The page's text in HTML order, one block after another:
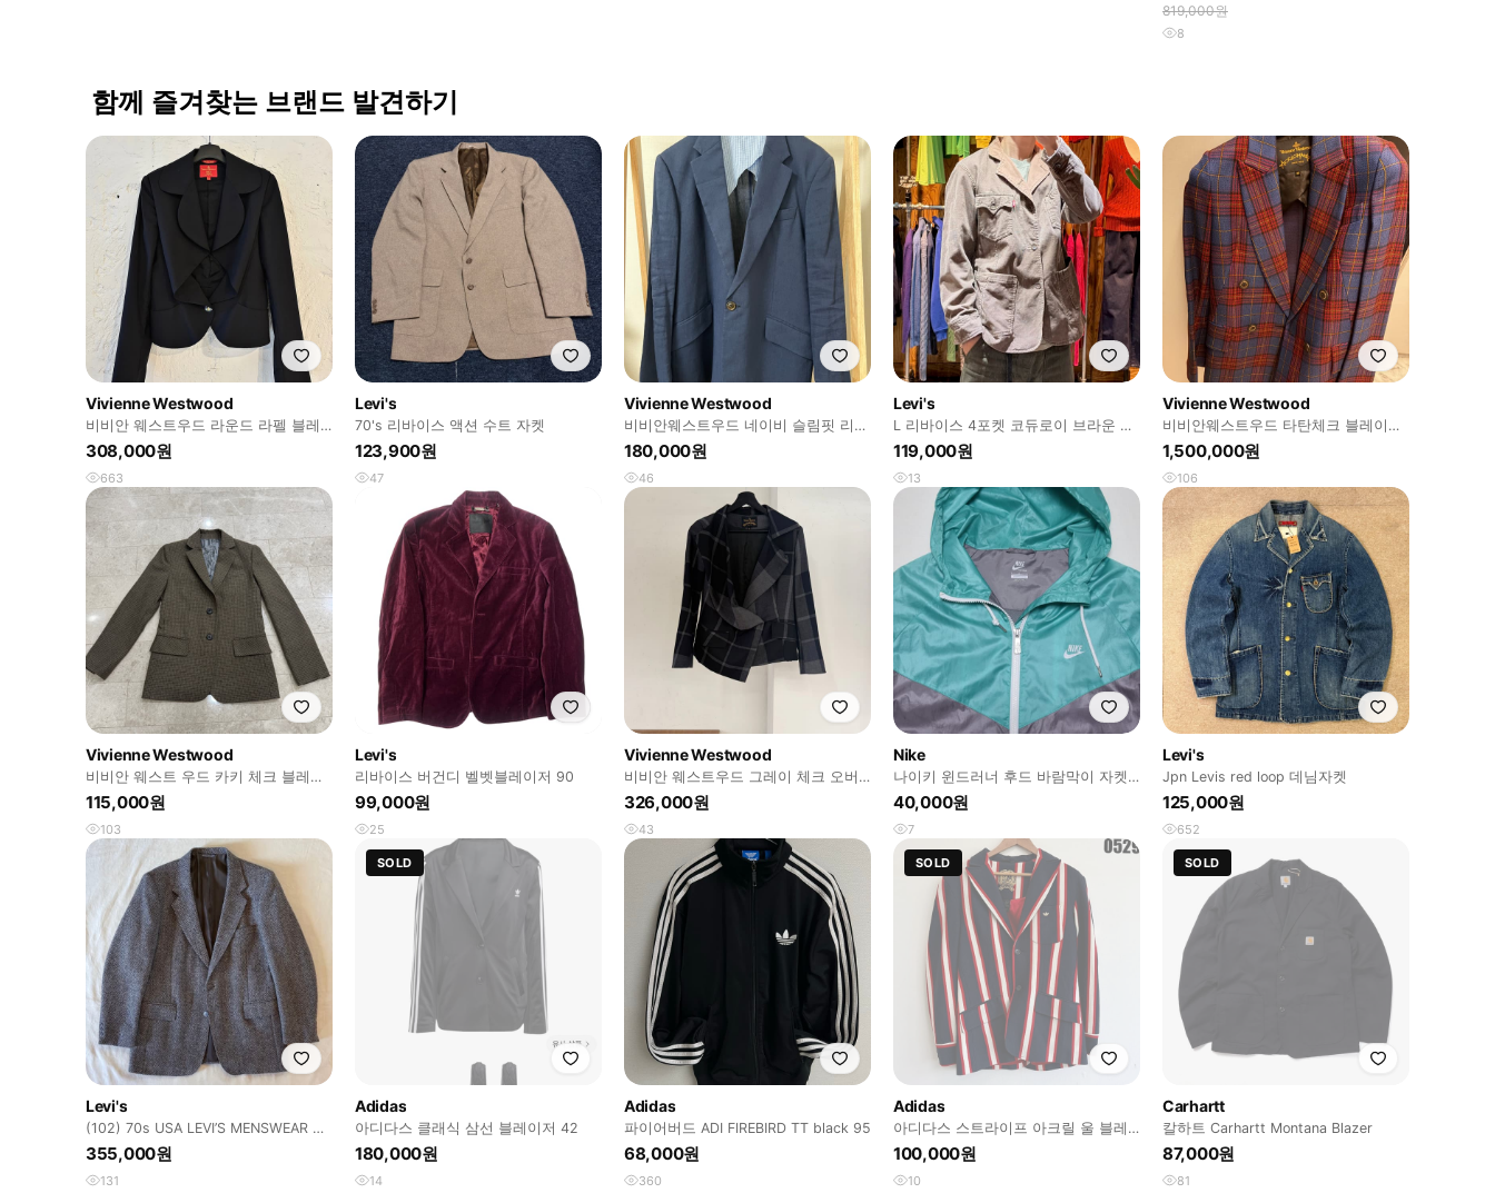
819,000원
8
함께 즐겨찾는 브랜드 발견하기
Vivienne Westwood
비비안 웨스트우드 라운드 라펠 블레
이저
308,000원
663
Levi's
70's 리바이스 액션 수트 자켓
123,900원
47
Vivienne Westwood
비비안웨스트우드 네이비 슬림핏 리넨
자켓 50 매장판
180,000원
46
Levi's
L 리바이스 4포켓 코듀로이 브라운 클
래식 블레이저
119,000원
13
Vivienne Westwood
비비안웨스트우드 타탄체크 블레이저
셋업
1,500,000원
106
Vivienne Westwood
비비안 웨스트 우드 카키 체크 블레이
저
115,000원
103
Levi's
리바이스 버건디 벨벳블레이저 90
99,000원
25
Vivienne Westwood
비비안 웨스트우드 그레이 체크 오버
랩 칼라 자켓
326,000원
43
Nike
나이키 윈드러너 후드 바람막이 자켓
민트/그레이 L
40,000원
7
Levi's
Jpn Levis red loop 데님자켓
125,000원
652
Levi's
(102) 70s USA LEVI’S MENSWEAR 울
헤링본 트위드
355,000원
131
SOLD
Adidas
아디다스 클래식 삼선 블레이저 42
180,000원
14
Adidas
파이어버드 ADI FIREBIRD TT black 95
68,000원
360
SOLD
Adidas
아디다스 스트라이프 아크릴 울 블레
이저 자켓 95 0529
100,000원
10
SOLD
Carhartt
칼하트 Carhartt Montana Blazer
87,000원
81